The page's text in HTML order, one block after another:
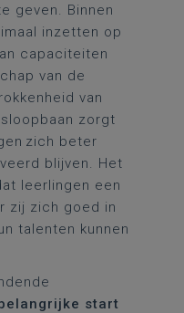
geven. Binnen
inzetten op
capaciteiten
van de
van
zorgt
zich beter
blijven. Het
leerlingen een
zij zich goed in
talenten kunnen
start